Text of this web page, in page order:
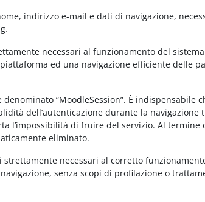
indirizzo e-mail e dati di navigazione,
necessari al funzionamento del
ed una navigazione efficiente delle
“MoodleSession”. È indispensabile
dell’autenticazione durante la
l’impossibilità di fruire del servizio. Al termine
eliminato.
necessari al corretto
senza scopi di profilazione o